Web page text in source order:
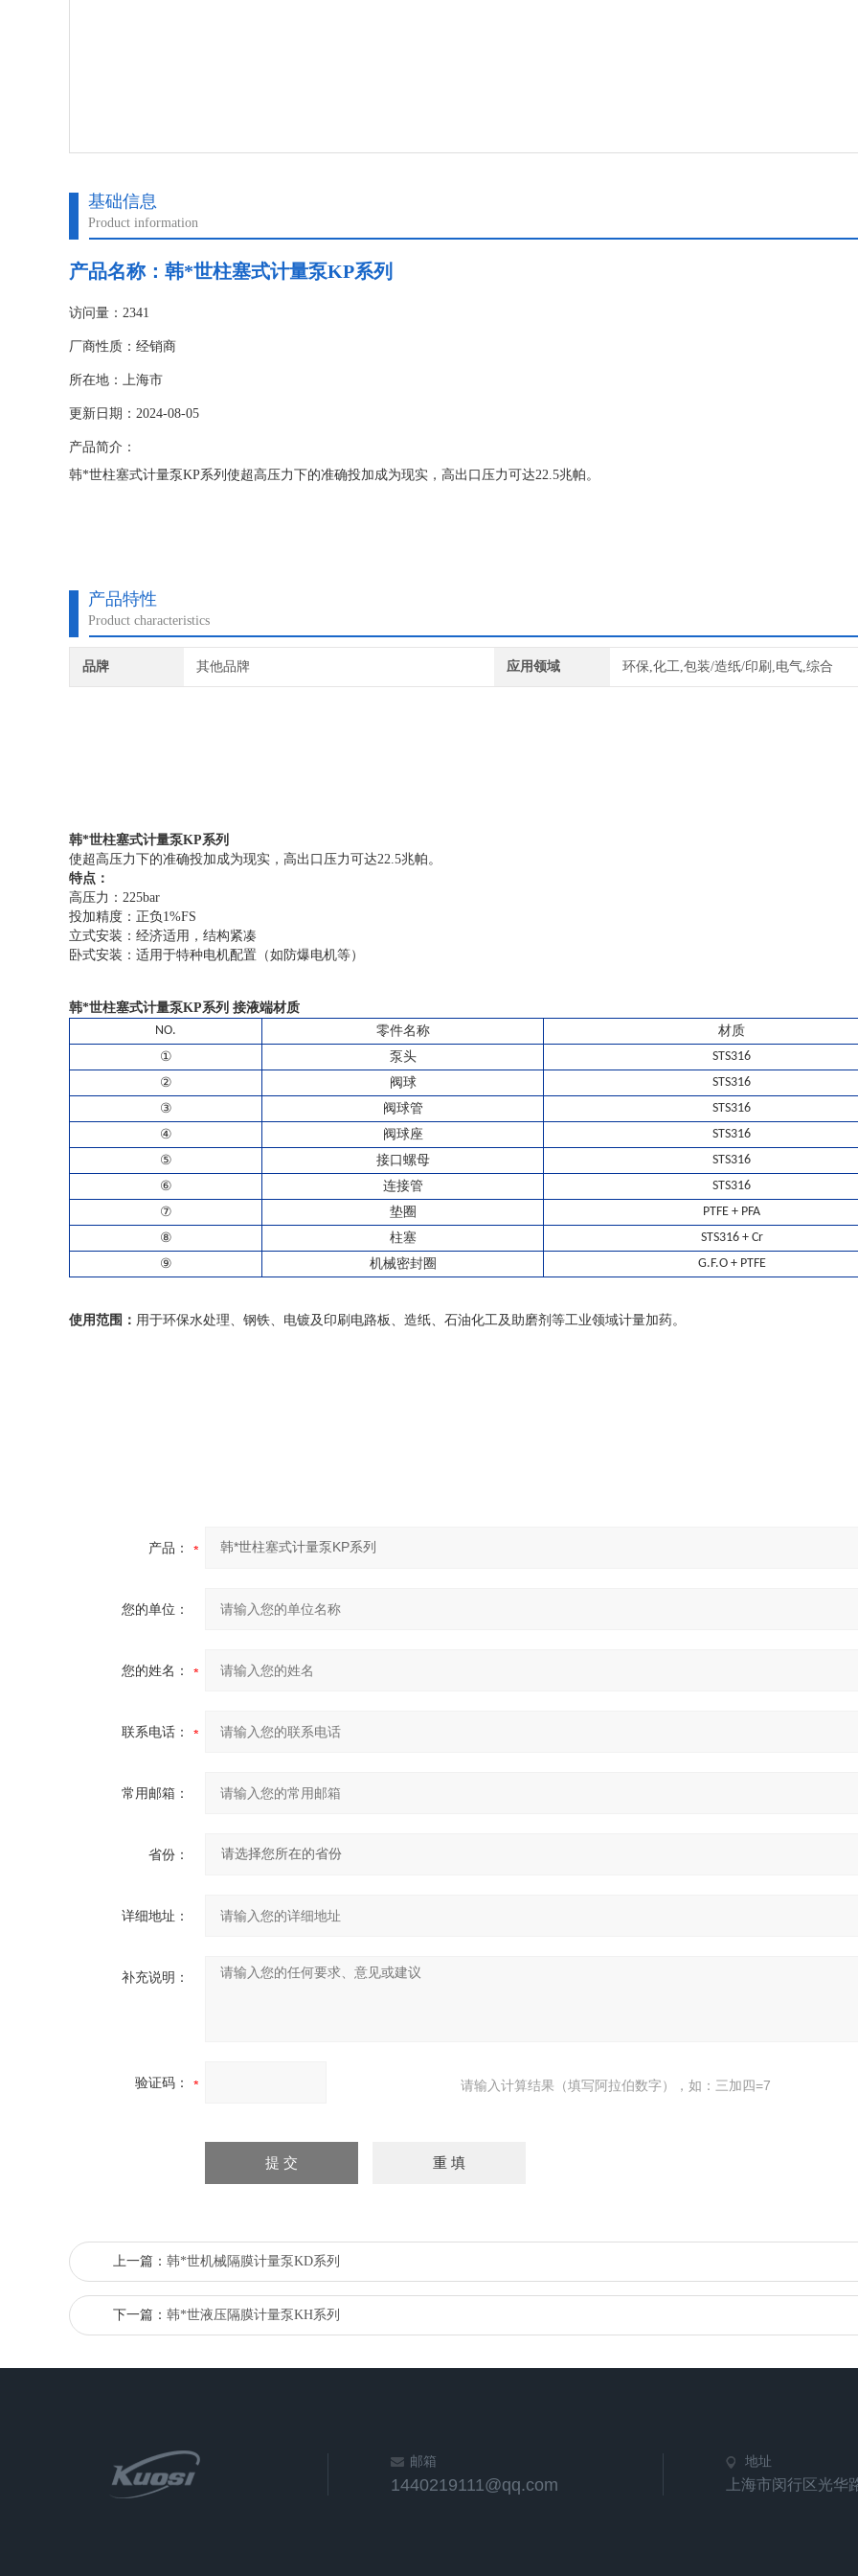
基础信息
Product information
产品名称： 韩*世柱塞式计量泵KP系列
访问量：2341
厂商性质：经销商
所在地：上海市
更新日期：2024-08-05
产品简介：
韩*世柱塞式计量泵KP系列使超高压力下的准确投加成为现实，高出口压力可达22.5兆帕。
产品特性
Product characteristics
品牌 其他品牌 应用领域 环保,化工,包装/造纸/印刷,电气,综合
韩*世柱塞式计量泵KP系列
使超高压力下的准确投加成为现实，高出口压力可达22.5兆帕。
特点：
高压力： 225bar
投加精度：正负1%FS
立式安装：经济适用，结构紧凑
卧式安装：适用于特种电机配置（如防爆电机等）
韩*世柱塞式计量泵KP系列 接液端材质
NO.
零件名称
材质
①
泵头
STS316
②
阀球
STS316
③
阀球管
STS316
④
阀球座
STS316
⑤
接口螺母
STS316
⑥
连接管
STS316
⑦
垫圈
PTFE + PFA
⑧
柱塞
STS316 + Cr
⑨
机械密封圈 G.F.O + PTFE
使用范围： 用于环保水处理、钢铁、电镀及印刷电路板、造纸、石油化工及助磨剂等工业领域计量加药。
产品：
您的单位：
您的姓名：
联系电话：
常用邮箱：
省份：
详细地址：
补充说明：
验证码： 请输入计算结果（填写阿拉伯数字），如：三加四=7
上一篇： 韩*世机械隔膜计量泵KD系列
下一篇： 韩*世液压隔膜计量泵KH系列
邮箱
1440219111@qq.com
地址
上海市闵行区光华